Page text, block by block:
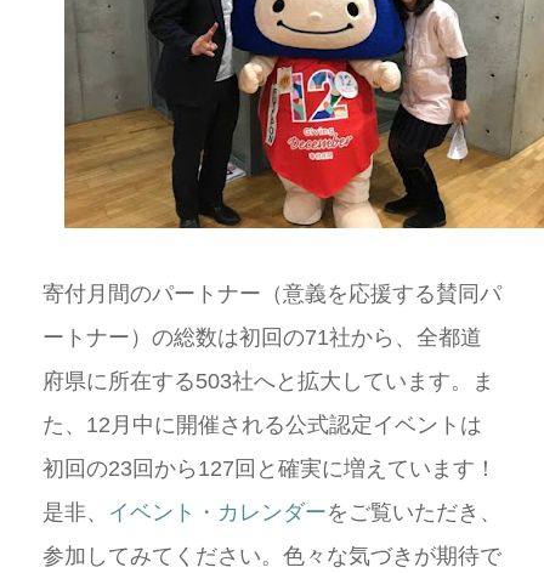
寄付月間のパートナー（意義を応援する賛同パ
ートナー）の総数は初回の71社から、全都道
府県に所在する503社へと拡大しています。ま
た、12月中に開催される公式認定イベントは
初回の23回から127回と確実に増えています！
是非、 イベント・カレンダーをご覧いただき、
参加してみてください。色々な気づきが期待で